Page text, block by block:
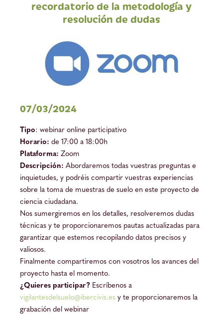
recordatorio de la metodología y
resolución de dudas
07/03/2024
Tipo: webinar online participativo
Horario: de 17:00 a 18:00h
Plataforma: Zoom
Descripción: Abordaremos todas vuestras preguntas e
inquietudes, y podréis compartir vuestras experiencias
sobre la toma de muestras de suelo en este proyecto de
ciencia ciudadana.
Nos sumergiremos en los detalles, resolveremos dudas
técnicas y te proporcionaremos pautas actualizadas para
garantizar que estemos recopilando datos precisos y
valiosos.
Finalmente compartiremos con vosotros los avances del
proyecto hasta el momento.
¿Quieres participar? Escríbenos a
vigilantesdelsuelo@ibercivis.es y te proporcionaremos la
grabación del webinar